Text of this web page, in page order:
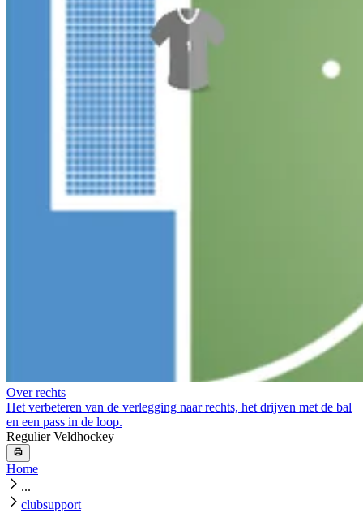
Over rechts
Het verbeteren van de verlegging naar rechts, het drijven met de bal
en een pass in de loop.
Regulier Veldhockey
Home
...
clubsupport